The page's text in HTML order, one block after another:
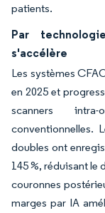
patients.
Par
s'accélère
Les systèmes
en 2025 et
scanners
conventionnelles.
doubles ont
145 %, réduisant le
couronnes
marges par IA